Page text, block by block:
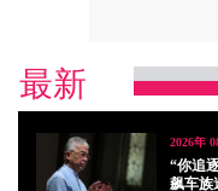
最新
2026年
“你追
飙车族